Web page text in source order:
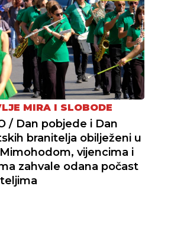
MIRA I SLOBODE
/ Dan pobjede i Dan
branitelja obilježeni u
vijencima i
zahvale odana počast